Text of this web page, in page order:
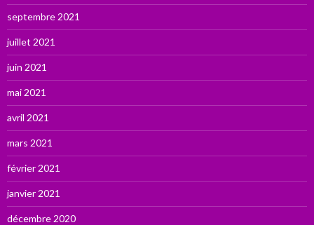
septembre 2021
juillet 2021
juin 2021
mai 2021
avril 2021
mars 2021
février 2021
janvier 2021
décembre 2020